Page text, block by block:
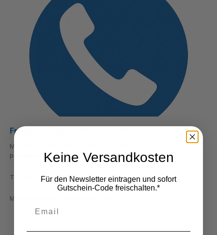
Fragen zu diesen Produkten??
Mit mehr als 30 Jahren Erfahrung beraten wir Sie gerne
persönlich.
Tel.: +49 2822 7131930
Mail:
Keine Versandkosten
Für den Newsletter eintragen und sofort
Gutschein-Code freischalten.*